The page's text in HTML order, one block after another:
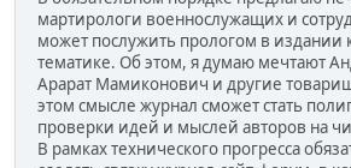
мартирологи военнослужащих и
может послужить прологом в издании
тематике. Об этом, я думаю мечтают
Арарат Мамиконович и другие
этом смысле журнал сможет стать
проверки идей и мыслей авторов на
В рамках технического прогресса